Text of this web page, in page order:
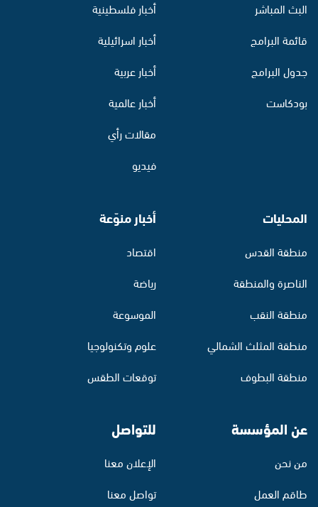
البث المباشر
قائمة البرامج
جدول البرامج
بودكاست
أخبار فلسطينية
أخبار اسرائيلية
أخبار عربية
أخبار عالمية
مقالات رأي
فيديو
المحليات
منطقة القدس
الناصرة والمنطقة
منطقة النقب
منطقة المثلث الشمالي
منطقة البطوف
أخبار منوّعة
اقتصاد
رياضة
الموسوعة
علوم وتكنولوجيا
توقعات الطقس
عن المؤسسة
من نحن
طاقم العمل
للتواصل
الإعلان معنا
تواصل معنا